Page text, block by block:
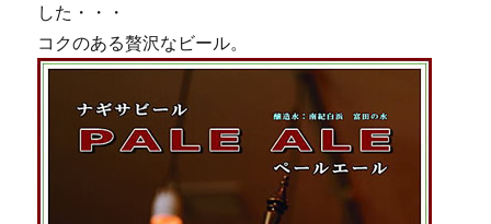
した・・・
コクのある贅沢なビール。